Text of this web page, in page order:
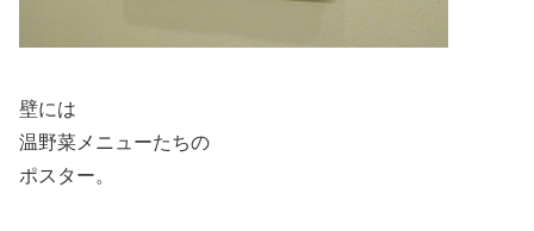
壁には
温野菜メニューたちの
ポスター。